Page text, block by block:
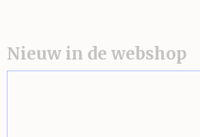
Nieuw in de webshop